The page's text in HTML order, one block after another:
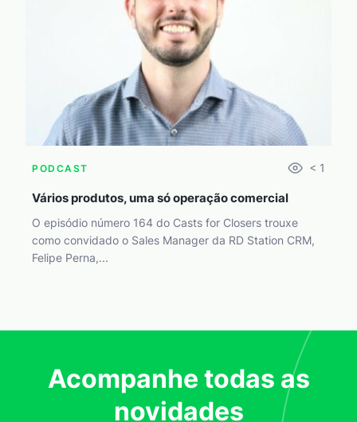
PODCAST < 1
Vários produtos, uma só operação comercial
O episódio número 164 do Casts for Closers trouxe
como convidado o Sales Manager da RD Station CRM,
Felipe Perna,...
Acompanhe todas as
novidades